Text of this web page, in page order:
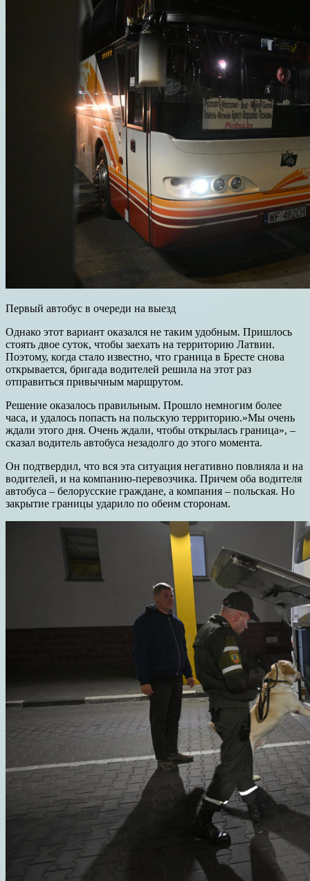
Первый автобус в очереди на выезд
Однако этот вариант оказался не таким удобным. Пришлось
стоять двое суток, чтобы заехать на территорию Латвии.
Поэтому, когда стало известно, что граница в Бресте снова
открывается, бригада водителей решила на этот раз
отправиться привычным маршрутом.
Решение оказалось правильным. Прошло немногим более
часа, и удалось попасть на польскую территорию.»Мы очень
ждали этого дня. Очень ждали, чтобы открылась граница», –
сказал водитель автобуса незадолго до этого момента.
Он подтвердил, что вся эта ситуация негативно повлияла и на
водителей, и на компанию-перевозчика. Причем оба водителя
автобуса – белорусские граждане, а компания – польская. Но
закрытие границы ударило по обеим сторонам.